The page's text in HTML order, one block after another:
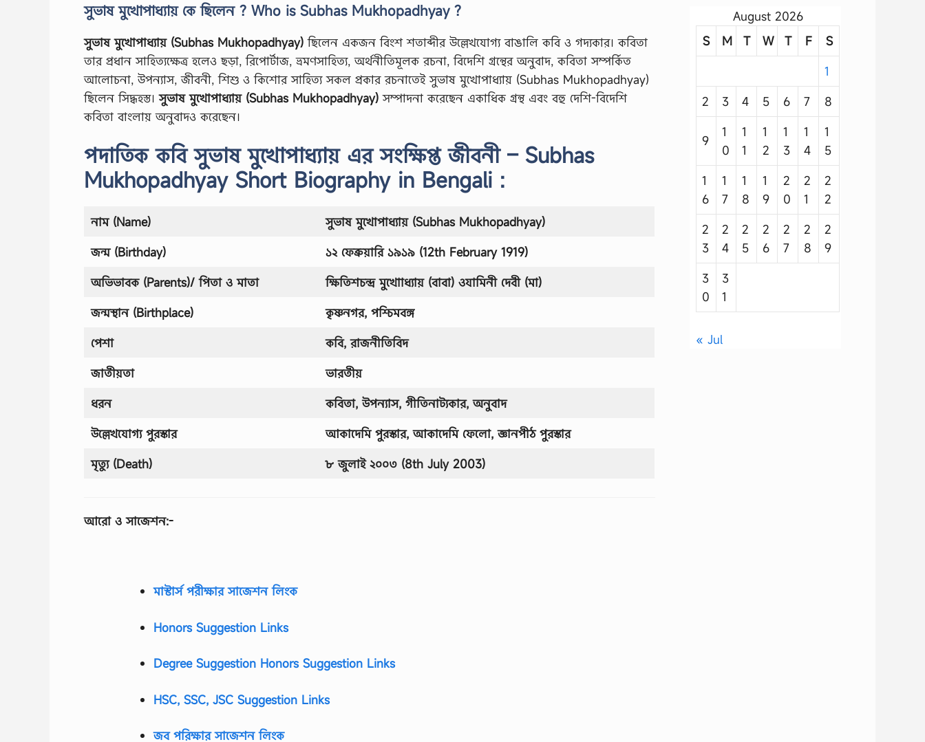
সুভাষ মুখোপাধ্যায় কে ছিলেন ? Who is Subhas Mukhopadhyay ?
সুভাষ মুখোপাধ্যায় (Subhas Mukhopadhyay) ছিলেন একজন বিংশ শতাব্দীর উল্লেখযোগ্য বাঙালি কবি ও গদ্যকার। কবিতা
তার প্রধান সাহিত্যক্ষেত্র হলেও ছড়া, রিপোর্টাজ, ভ্রমণসাহিত্য, অর্থনীতিমূলক রচনা, বিদেশি গ্রন্থের অনুবাদ, কবিতা সম্পর্কিত
আলোচনা, উপন্যাস, জীবনী, শিশু ও কিশোর সাহিত্য সকল প্রকার রচনাতেই সুভাষ মুখোপাধ্যায় (Subhas Mukhopadhyay)
ছিলেন সিদ্ধহস্ত।সুভাষ মুখোপাধ্যায় (Subhas Mukhopadhyay)সম্পাদনা করেছেন একাধিক গ্রন্থ এবং বহু দেশি-বিদেশি
কবিতা বাংলায় অনুবাদও করেছেন।
পদাতিক কবি সুভাষ মুখোপাধ্যায় এর সংক্ষিপ্ত জীবনী – Subhas
Mukhopadhyay Short Biography in Bengali :
নাম (Name)
সুভাষ মুখোপাধ্যায় (Subhas Mukhopadhyay)
জন্ম (Birthday)
১২ ফেব্রুয়ারি ১৯১৯ (12th February 1919)
অভিভাবক (Parents)/ পিতা ও মাতা
ক্ষিতিশচন্দ্র মুখোাধ্যায় (বাবা) ওযামিনী দেবী (মা)
জন্মস্থান (Birthplace)
কৃষ্ণনগর, পশ্চিমবঙ্গ
পেশা
কবি, রাজনীতিবিদ
জাতীয়তা
ভারতীয়
ধরন
কবিতা, উপন্যাস, গীতিনাট্যকার, অনুবাদ
উল্লেখযোগ্য পুরস্কার
আকাদেমি পুরস্কার, আকাদেমি ফেলো, জ্ঞানপীঠ পুরস্কার
মৃত্যু (Death)
৮ জুলাই ২০০৩ (8th July 2003)
আরো ও সাজেশন:-
মাস্টার্স পরীক্ষার সাজেশন লিংক
Honors Suggestion Links
Degree Suggestion Honors Suggestion Links
HSC, SSC, JSC Suggestion Links
জব পরিক্ষার সাজেশন লিংক
August 2026
S
M T W T F
S
1
2
3 4 5 6 7 8
9
1
0
1
1
1
2
1
3
1
4
1
5
1
6
1
7
1
8
1
9
2
0
2
1
2
2
2
3
2
4
2
5
2
6
2
7
2
8
2
9
3
0
3
1
« Jul